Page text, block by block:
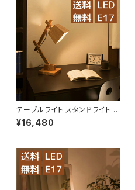
テーブルライト スタンドライト デ
スクライト LED LBMT-XG【送
料無料】
¥16,480